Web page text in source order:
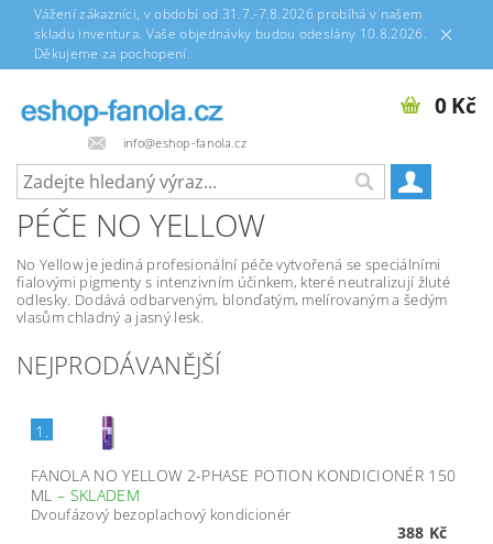
Vážení zákazníci, v období od 31.7.-7.8.2026 probíhá v našem
skladu inventura. Vaše objednávky budou odeslány 10.8.2026.
Děkujeme za pochopení.
info@eshop-fanola.cz
0 Kč
PÉČE NO YELLOW
No Yellow je jediná profesionální péče vytvořená se speciálními
fialovými pigmenty s intenzivním účinkem, které neutralizují žluté
odlesky. Dodává odbarveným, blonďatým, melírovaným a šedým
vlasům chladný a jasný lesk.
NEJPRODÁVANĚJŠÍ
1.
FANOLA NO YELLOW 2-PHASE POTION KONDICIONÉR 150
ML– SKLADEM
Dvoufázový bezoplachový kondicionér
388 Kč